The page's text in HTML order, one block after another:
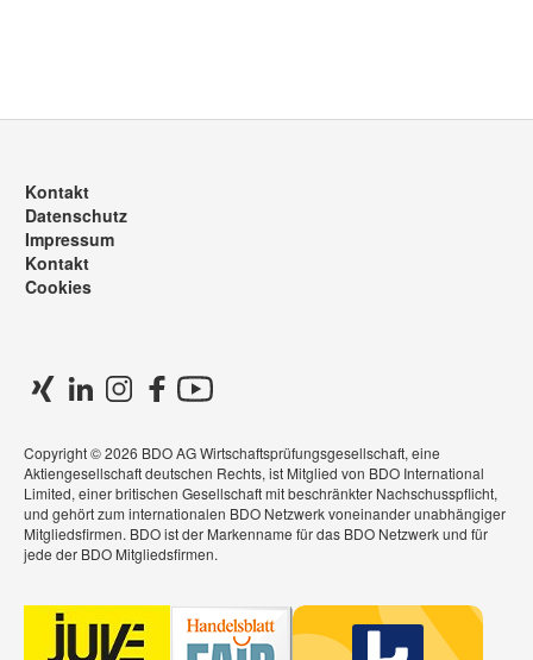
Kontakt
Datenschutz
Impressum
Kontakt
Cookies
Copyright © 2026 BDO AG Wirtschaftsprüfungsgesellschaft, eine
Aktiengesellschaft deutschen Rechts, ist Mitglied von BDO International
Limited, einer britischen Gesellschaft mit beschränkter Nachschusspflicht,
und gehört zum internationalen BDO Netzwerk voneinander unabhängiger
Mitgliedsfirmen. BDO ist der Markenname für das BDO Netzwerk und für
jede der BDO Mitgliedsfirmen.